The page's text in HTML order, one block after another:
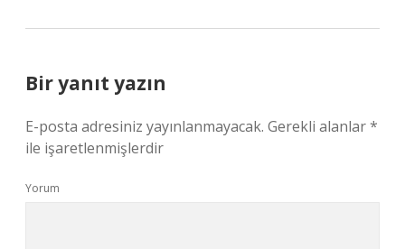
Bir yanıt yazın
E-posta adresiniz yayınlanmayacak. Gerekli alanlar*
ile işaretlenmişlerdir
Yorum